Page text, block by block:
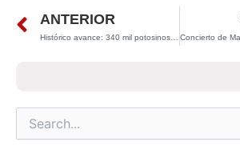
Prev
ANTERIOR
Histórico avance: 340 mil potosinos salen de la pobreza en la administración de Ricardo Gallardo
Search
for: